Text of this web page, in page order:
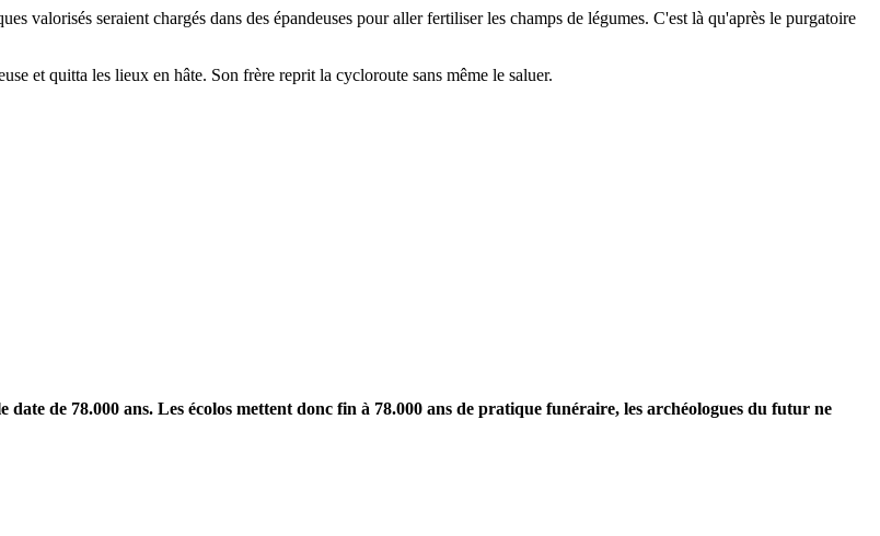
valorisés seraient chargés dans des épandeuses pour aller fertiliser les champs de légumes. C'est là qu'après le purgatoire
et quitta les lieux en hâte. Son frère reprit la cycloroute sans même le saluer.
date de 78.000 ans. Les écolos mettent donc fin à 78.000 ans de pratique funéraire, les archéologues du futur ne